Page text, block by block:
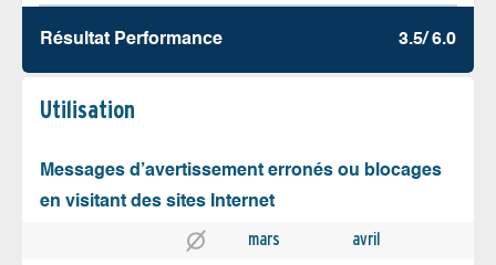
Résultat Performance 3.5/ 6.0
Utilisation
Messages d’avertissement erronés ou blocages
en visitant des sites Internet
mars avril